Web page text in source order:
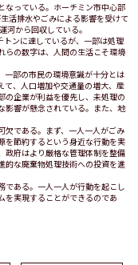
なっている。ホーチミン市中心部
活排水やごみによる影響を受けて
河から回収している。
ンに達しているが、一部は処理
らの数字は、人間の生活こそ環境
一部の市民の環境意識が十分とは
て、人口増加や交通量の増大、産
の企業が利益を優先し、未処理の
影響が懸念されている。また、地
欠である。まず、一人一人がごみ
を節約するという身近な行動を実
政府はより厳格な管理体制を整備
的な廃棄物処理技術への投資を進
である。一人一人が行動を起こし
を実現することができるのであ